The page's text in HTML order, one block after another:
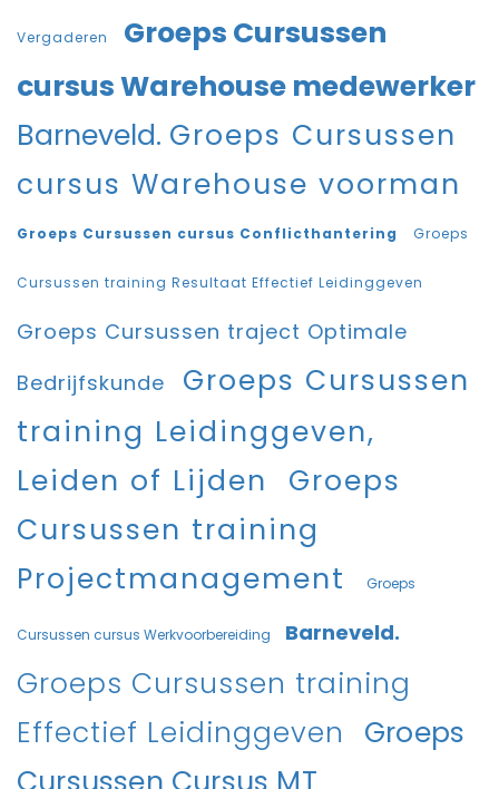
Vergaderen
Groeps Cursussen
cursus Warehouse medewerker
Barneveld. Groeps Cursussen
cursus Warehouse voorman
Groeps Cursussen cursus Conflicthantering Groeps
Cursussen training Resultaat Effectief Leidinggeven
Groeps Cursussen traject Optimale
Bedrijfskunde
Groeps Cursussen
training Leidinggeven,
Leiden of Lijden
Groeps
Cursussen training
Projectmanagement
Groeps
Cursussen cursus Werkvoorbereiding Barneveld.
Groeps Cursussen training
Effectief Leidinggeven
Groeps